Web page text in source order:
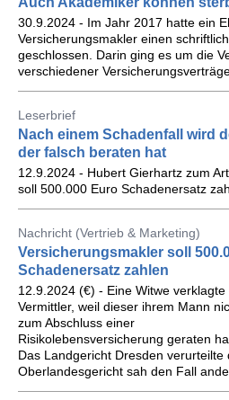
30.9.2024 - Im Jahr 2017 hatte ein
Versicherungsmakler einen
geschlossen. Darin ging es um die
verschiedener
Leserbrief
Nach einem Schadenfall wird
der falsch beraten hat
12.9.2024 - Hubert Gierhartz zum
soll 500.000 Euro Schadenersatz
Nachricht (Vertrieb & Marketing)
Versicherungsmakler soll
Schadenersatz zahlen
12.9.2024 (€) - Eine Witwe verklagte
Vermittler, weil dieser ihrem Mann
zum Abschluss einer
Risikolebensversicherung geraten
Das Landgericht Dresden verurteilte
Oberlandesgericht sah den Fall